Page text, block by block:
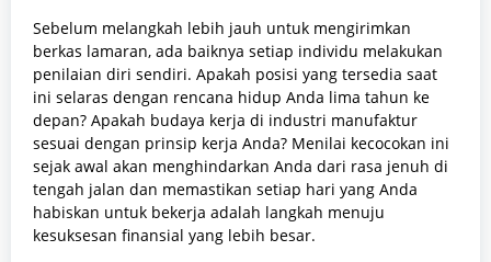
Sebelum melangkah lebih jauh untuk mengirimkan
berkas lamaran, ada baiknya setiap individu melakukan
penilaian diri sendiri. Apakah posisi yang tersedia saat
ini selaras dengan rencana hidup Anda lima tahun ke
depan? Apakah budaya kerja di industri manufaktur
sesuai dengan prinsip kerja Anda? Menilai kecocokan ini
sejak awal akan menghindarkan Anda dari rasa jenuh di
tengah jalan dan memastikan setiap hari yang Anda
habiskan untuk bekerja adalah langkah menuju
kesuksesan finansial yang lebih besar.